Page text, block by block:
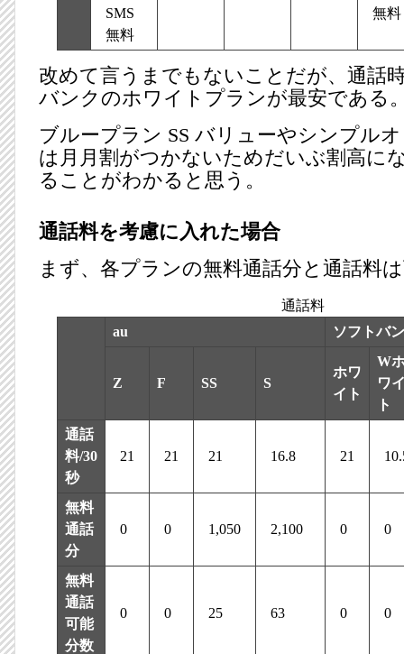
SMS
無料
無料
改めて言うまでもないことだが、通話
バンクのホワイトプランが最安である
ブループラン SS バリューやシンプル
は月月割がつかないためだいぶ割高に
ることがわかると思う。
通話料を考慮に入れた場合
まず、各プランの無料通話分と通話料
通話料
au
ソフトバ
Z F SS S
ホワ
イト
W
ワ
ト
通話
料/30
秒
21 21 21 16.8 21
無料
通話
分
0 0 1,050 2,100 0 0
無料
通話
可能
分数
0 0 25 63 0 0